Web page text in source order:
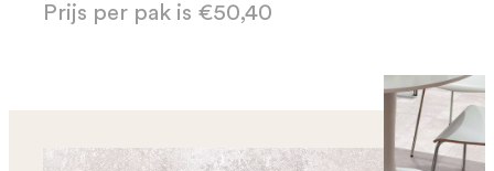
Prijs per pak is €50,40